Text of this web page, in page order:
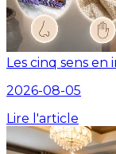
Les cinq sens en
2026-08-05
Lire l'article